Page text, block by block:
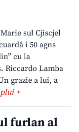
sul Cjiscjel
i 50 agns
cu la
Riccardo Lamba
grazie a lui, a
+
furlan al